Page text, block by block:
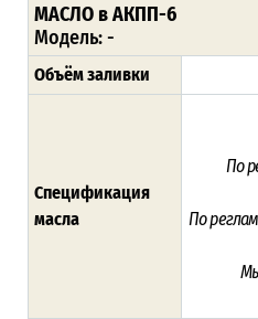
МАСЛО в АКПП-6
Модель: -
Объём заливки
Спецификация
масла
По
По